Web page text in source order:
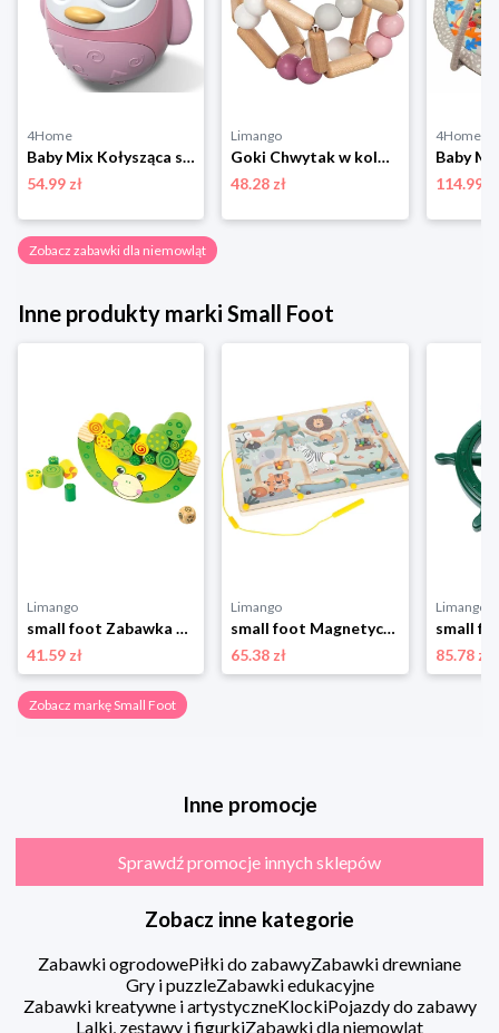
4Home
Baby Mix Kołysząca się zabawka pingwin różowy, 14 cm
54.99 zł
Limango
Goki Chwytak w kolorze beżowo-jasnoróżowym - 0+ rozmiar: onesize
48.28 zł
4Home
114.99 zł
Zobacz zabawki dla niemowląt
Inne produkty marki Small Foot
Limango
small foot Zabawka motoryczna - 3+ rozmiar: onesize
41.59 zł
Limango
small foot Magnetyczny labirynt "Safari" - 2+ rozmiar: onesize
65.38 zł
Limango
85.78 zł
Zobacz markę Small Foot
Inne promocje
Sprawdź promocje innych sklepów
Zobacz inne kategorie
Zabawki ogrodowePiłki do zabawyZabawki drewniane
Gry i puzzleZabawki edukacyjne
Zabawki kreatywne i artystyczneKlockiPojazdy do zabawy
Lalki, zestawy i figurkiZabawki dla niemowląt